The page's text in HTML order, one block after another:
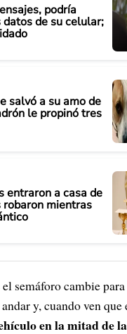
podría
de su celular;
salvó a su amo de
le propinó tres
entraron a casa de
mientras
semáforo cambie
y, cuando ven que
en la mitad de